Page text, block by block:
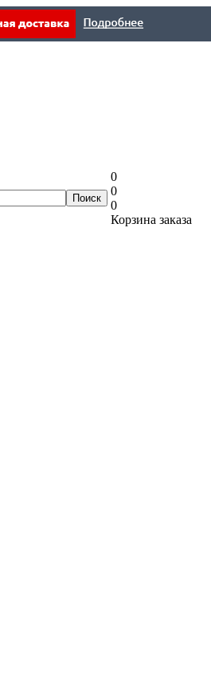
0
0
0
Корзина заказа